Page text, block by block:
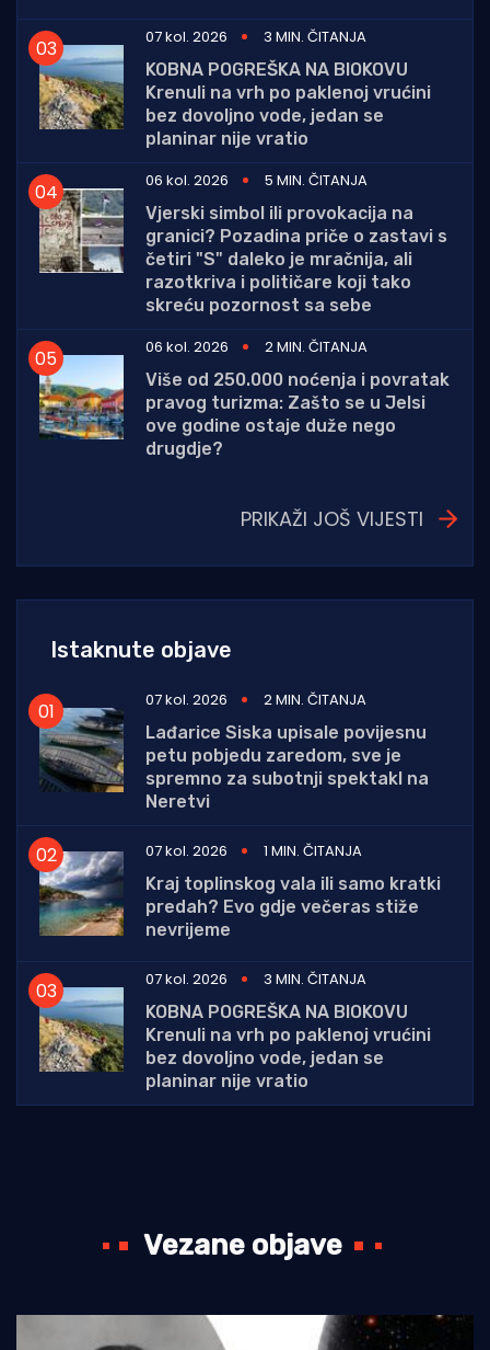
07 kol. 2026
3 MIN. ČITANJA
KOBNA POGREŠKA NA BIOKOVU
Krenuli na vrh po paklenoj vrućini
bez dovoljno vode, jedan se
planinar nije vratio
06 kol. 2026
5 MIN. ČITANJA
Vjerski simbol ili provokacija na
granici? Pozadina priče o zastavi s
četiri "S" daleko je mračnija, ali
razotkriva i političare koji tako
skreću pozornost sa sebe
06 kol. 2026
2 MIN. ČITANJA
Više od 250.000 noćenja i povratak
pravog turizma: Zašto se u Jelsi
ove godine ostaje duže nego
drugdje?
PRIKAŽI JOŠ VIJESTI
Istaknute objave
07 kol. 2026
2 MIN. ČITANJA
Lađarice Siska upisale povijesnu
petu pobjedu zaredom, sve je
spremno za subotnji spektakl na
Neretvi
07 kol. 2026
1 MIN. ČITANJA
Kraj toplinskog vala ili samo kratki
predah? Evo gdje večeras stiže
nevrijeme
07 kol. 2026
3 MIN. ČITANJA
KOBNA POGREŠKA NA BIOKOVU
Krenuli na vrh po paklenoj vrućini
bez dovoljno vode, jedan se
planinar nije vratio
Vezane objave